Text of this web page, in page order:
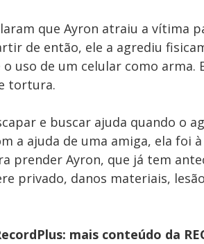
que Ayron atraiu a vítima
de então, ele a agrediu
o uso de um celular como
tortura.
e buscar ajuda quando o
a ajuda de uma amiga, ela foi
prender Ayron, que já tem
privado, danos materiais,
mais conteúdo da